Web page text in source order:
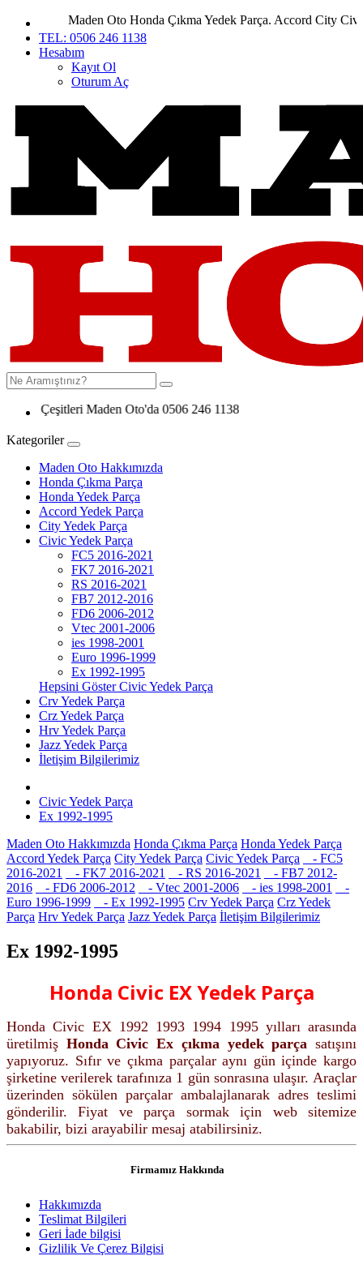
Maden Oto Honda Çıkma Yedek Parça. Accord City Civic
TEL: 0506 246 1138
Hesabım
Kayıt Ol
Oturum Aç
Çeşitleri Maden Oto'da 0506 246 1138
Kategoriler
Maden Oto Hakkımızda
Honda Çıkma Parça
Honda Yedek Parça
Accord Yedek Parça
City Yedek Parça
Civic Yedek Parça
FC5 2016-2021
FK7 2016-2021
RS 2016-2021
FB7 2012-2016
FD6 2006-2012
Vtec 2001-2006
ies 1998-2001
Euro 1996-1999
Ex 1992-1995
Hepsini Göster Civic Yedek Parça
Crv Yedek Parça
Crz Yedek Parça
Hrv Yedek Parça
Jazz Yedek Parça
İletişim Bilgilerimiz
Civic Yedek Parça
Ex 1992-1995
Maden Oto Hakkımızda Honda Çıkma Parça Honda Yedek Parça
Accord Yedek Parça City Yedek Parça Civic Yedek Parça
- FC5
2016-2021
- FK7 2016-2021 - RS 2016-2021
- FB7 2012-
2016
- FD6 2006-2012 - Vtec 2001-2006 - ies 1998-2001
-
Euro 1996-1999
- Ex 1992-1995 Crv Yedek Parça Crz Yedek
Parça Hrv Yedek Parça Jazz Yedek Parça İletişim Bilgilerimiz
Ex 1992-1995
Honda Civic EX Yedek Parça
Honda Civic EX 1992 1993 1994 1995 yılları arasında
üretilmiş Honda Civic Ex çıkma yedek parça satışını
yapıyoruz. Sıfır ve çıkma parçalaraynı gün içinde kargo
şirketine verilerek tarafınıza 1 gün sonrasına ulaşır. Araçlar
üzerinden sökülen parçalar ambalajlanarak adres teslimi
gönderilir. Fiyat ve parça sormak için web sitemize
bakabilir, bizi arayabilir mesaj atabilirsiniz.
Firmamız Hakkında
Hakkımızda
Teslimat Bilgileri
Geri İade bilgisi
Gizlilik Ve Çerez Bilgisi